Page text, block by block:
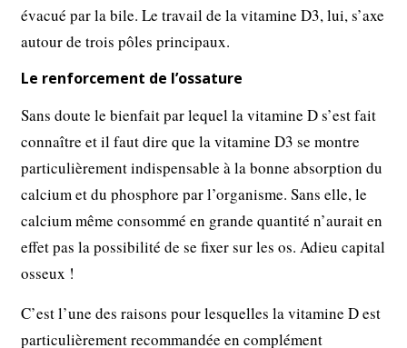
évacué par la bile. Le travail de la vitamine D3, lui, s’axe
autour de trois pôles principaux.
Le renforcement de l’ossature
Sans doute le bienfait par lequel la vitamine D s’est fait
connaître et il faut dire que la vitamine D3 se montre
particulièrement indispensable à la bonne absorption du
calcium et du phosphore par l’organisme. Sans elle, le
calcium même consommé en grande quantité n’aurait en
effet pas la possibilité de se fixer sur les os. Adieu capital
osseux !
C’est l’une des raisons pour lesquelles la vitamine D est
particulièrement recommandée en complément